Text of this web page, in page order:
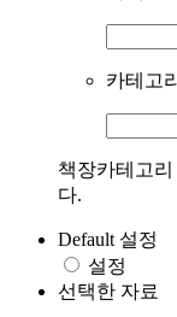
카테고리
책장카테고
다.
Default 설정
설정
선택한 자료